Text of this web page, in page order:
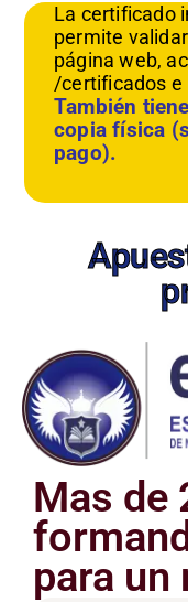
La certificado
permite
página web,
/certificados e
También
copia física
pago).
Mas de
para un